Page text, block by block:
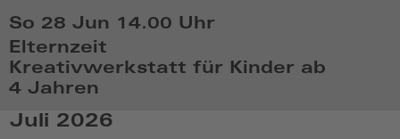
Jun
7
2026,
14:06
So 28 Jun
14.00 Uhr
Elternzeit
Kreativwerkstatt für Kinder ab
4 Jahren
So,
Jun
Juli 2026